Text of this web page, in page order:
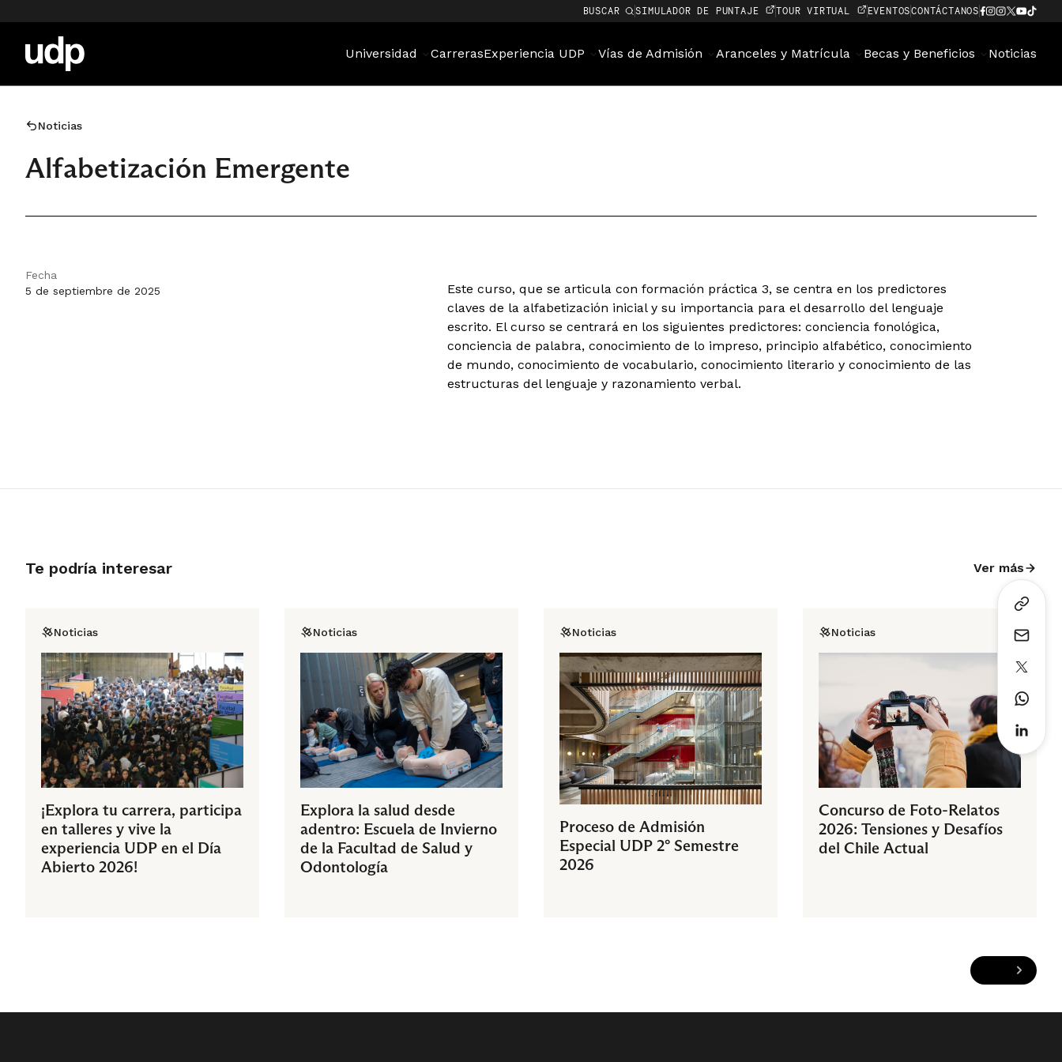
BUSCAR SIMULADOR DE PUNTAJE TOUR VIRTUAL EVENTOSCONTÁCTANOS
Universidad CarrerasExperiencia UDP Vías de Admisión Aranceles y Matrícula Becas y Beneficios Noticias
Noticias
Alfabetización Emergente
Fecha
5 de septiembre de 2025
Este curso, que se articula con formación práctica 3, se centra en los predictores
claves de la alfabetización inicial y su importancia para el desarrollo del lenguaje
escrito. El curso se centrará en los siguientes predictores: conciencia fonológica,
conciencia de palabra, conocimiento de lo impreso, principio alfabético, conocimiento
de mundo, conocimiento de vocabulario, conocimiento literario y conocimiento de las
estructuras del lenguaje y razonamiento verbal.
Te podría interesar Ver más
Noticias
¡Explora tu carrera, participa
en talleres y vive la
experiencia UDP en el Día
Abierto 2026!
Noticias
Explora la salud desde
adentro: Escuela de Invierno
de la Facultad de Salud y
Odontología
Noticias
Proceso de Admisión
Especial UDP 2° Semestre
2026
Noticias
Concurso de Foto-Relatos
2026: Tensiones y Desafíos
del Chile Actual